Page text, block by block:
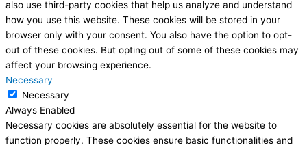
also use third-party cookies that help us analyze and understand
how you use this website. These cookies will be stored in your
browser only with your consent. You also have the option to opt-
out of these cookies. But opting out of some of these cookies may
affect your browsing experience.
Necessary
Necessary
Always Enabled
Necessary cookies are absolutely essential for the website to
function properly. These cookies ensure basic functionalities and